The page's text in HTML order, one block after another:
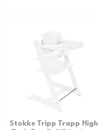
Stokke Tripp Trapp High